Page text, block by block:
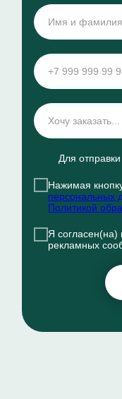
Для
Нажимая
персональных
Политикой
Я
рекламных